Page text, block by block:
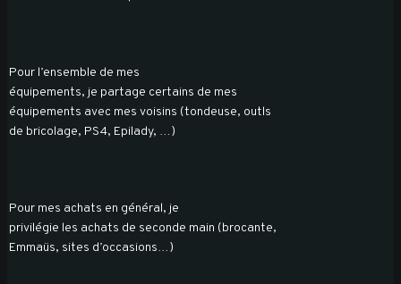
Pour l’ensemble de mes
équipements, je partage certains de mes
équipements avec mes voisins (tondeuse, outls
de bricolage, PS4, Epilady, …)
Pour mes achats en général, je
privilégie les achats de seconde main (brocante,
Emmaüs, sites d’occasions…)